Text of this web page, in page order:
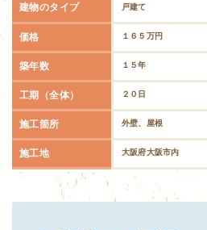
建物のタイプ 戸建て
価格 １６５万円
築年数 １５年
工期（全体） ２０日
施工箇所 外壁、屋根
施工地 大阪府大阪市内